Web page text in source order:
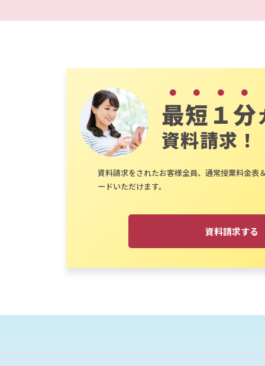
最短１分
資料請求！
資料請求をされたお客様全員、通常授業料金表
ードいただけます。
資料請求する